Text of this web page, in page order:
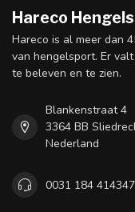
Hareco
Hareco is al meer dan
van hengelsport. Er
te beleven en te zien.
Blankenstraat 4
3364 BB
Nederland
0031 184 414347